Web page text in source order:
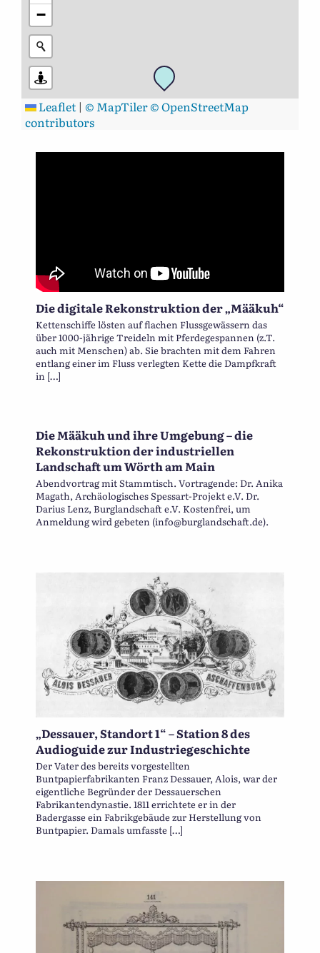
−
Leaflet | © MapTiler© OpenStreetMap
contributors
Die digitale Rekonstruktion der „Määkuh“
Kettenschiffe lösten auf flachen Flussgewässern das
über 1000-jährige Treideln mit Pferdegespannen (z.T.
auch mit Menschen) ab. Sie brachten mit dem Fahren
entlang einer im Fluss verlegten Kette die Dampfkraft
in […]
Die Määkuh und ihre Umgebung – die
Rekonstruktion der industriellen
Landschaft um Wörth am Main
Abendvortrag mit Stammtisch. Vortragende: Dr. Anika
Magath, Archäologisches Spessart-Projekt e.V. Dr.
Darius Lenz, Burglandschaft e.V. Kostenfrei, um
Anmeldung wird gebeten (info@burglandschaft.de).
„Dessauer, Standort 1“ – Station 8 des
Audioguide zur Industriegeschichte
Der Vater des bereits vorgestellten
Buntpapierfabrikanten Franz Dessauer, Alois, war der
eigentliche Begründer der Dessauerschen
Fabrikantendynastie. 1811 errichtete er in der
Badergasse ein Fabrikgebäude zur Herstellung von
Buntpapier. Damals umfasste […]